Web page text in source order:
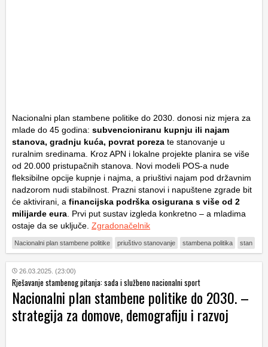
Nacionalni plan stambene politike do 2030. donosi niz mjera za
mlade do 45 godina: subvencioniranu kupnju ili najam
stanova, gradnju kuća, povrat poreza te stanovanje u
ruralnim sredinama. Kroz APN i lokalne projekte planira se više
od 20.000 pristupačnih stanova. Novi modeli POS-a nude
fleksibilne opcije kupnje i najma, a priuštivi najam pod državnim
nadzorom nudi stabilnost. Prazni stanovi i napuštene zgrade bit
će aktivirani, a financijska podrška osigurana s više od 2
milijarde eura . Prvi put sustav izgleda konkretno – a mladima
ostaje da se uključe. Zgradonačelnik
Nacionalni plan stambene politike priuštivo stanovanje stambena politika stan
26.03.2025. (23:00)
Rješavanje stambenog pitanja: sada i službeno nacionalni sport
Nacionalni plan stambene politike do 2030. –
strategija za domove, demografiju i razvoj